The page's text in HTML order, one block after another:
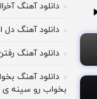
دانلود آهنگ
دانلود آهنگ دل
دانلود آهنگ
دانلود آهنگ
بخواب رو سینه